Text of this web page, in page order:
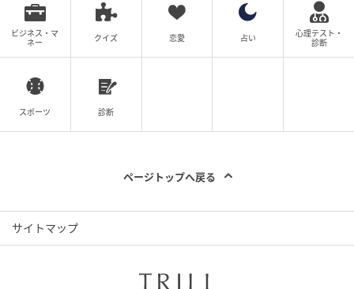
ビジネス・マ
ネー
クイズ 恋愛 占い
心理テスト・
診断
スポーツ 診断
ページトップへ戻る
サイトマップ